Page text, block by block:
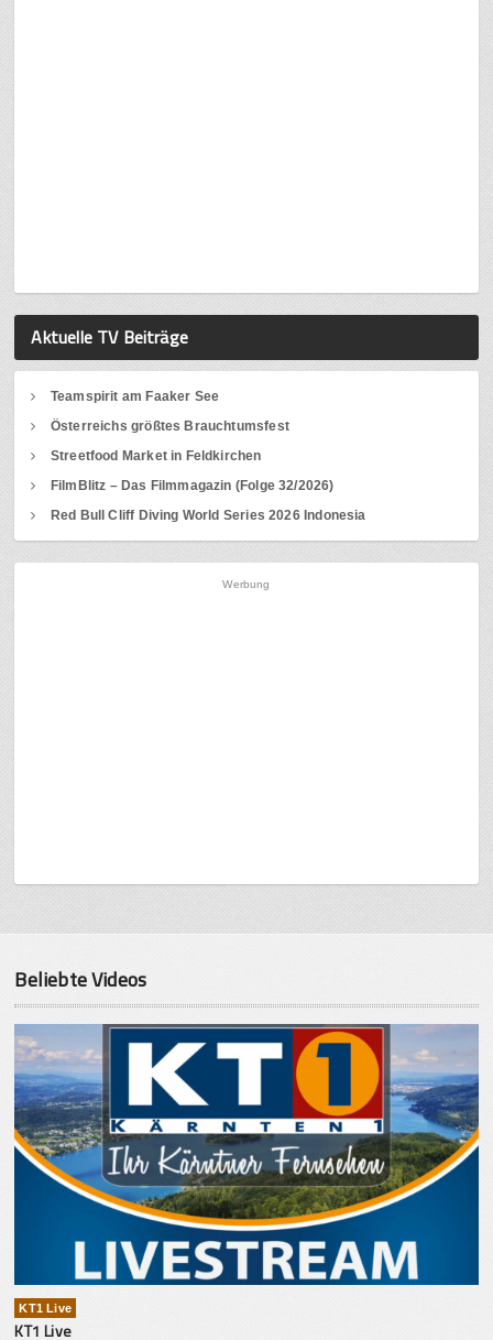
Aktuelle TV Beiträge
Teamspirit am Faaker See
Österreichs größtes Brauchtumsfest
Streetfood Market in Feldkirchen
FilmBlitz – Das Filmmagazin (Folge 32/2026)
Red Bull Cliff Diving World Series 2026 Indonesia
Werbung
Beliebte Videos
KT1 Live
KT1 Live